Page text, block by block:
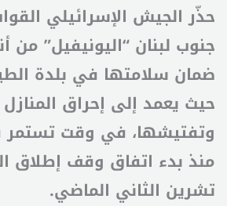
حذّر الجيش الإسرائيلي
جنوب لبنان “اليونيفيل” من
ضمان سلامتها في بلدة
حيث يعمد إلى إحراق
وتفتيشها، في وقت تستمر
تشرين الثاني الماضي.